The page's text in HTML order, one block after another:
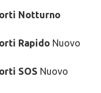
Notturno
Rapido Nuovo
SOS Nuovo